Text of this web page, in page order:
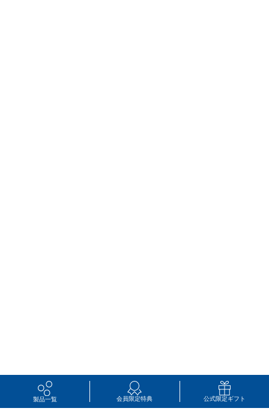
製品一覧 会員限定特典 公式限定ギフト